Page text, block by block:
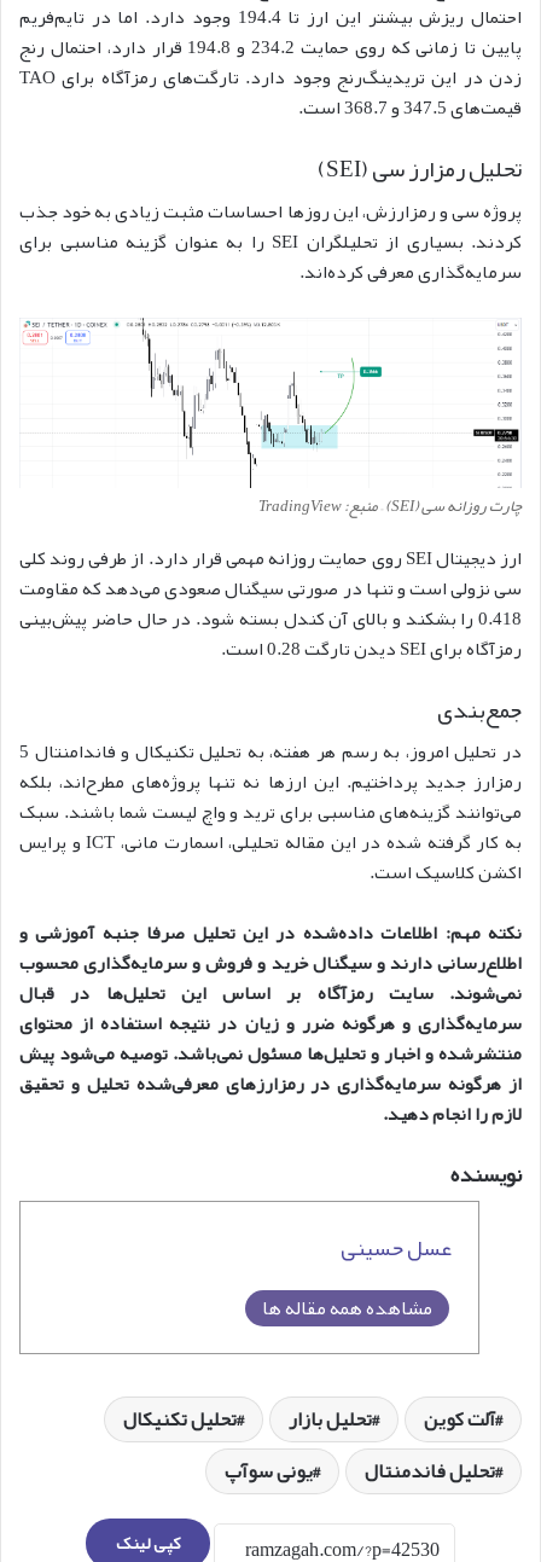
احتمال ریزش بیشتر این ارز تا 194.4 وجود دارد. اما در تایم‌فریم
پایین تا زمانی که روی حمایت 234.2 و 194.8 قرار دارد، احتمال رنج
زدن در این تریدینگ‌رنج وجود دارد. تارگت‌های رمزآگاه برای TAO
قیمت‌های 347.5 و 368.7 است.
تحلیل رمزارز سی (SEI)
پروژه سی و رمزارزش، این روزها احساسات مثبت زیادی به خود جذب
کردند. بسیاری از تحلیلگران SEI را به عنوان گزینه‌ مناسبی برای
سرمایه‌گذاری معرفی کرده‌اند.
چارت روزانه سی (SEI) – منبع: TradingView
ارز دیجیتال SEI روی حمایت روزانه مهمی قرار دارد. از طرفی روند کلی
سی نزولی است و تنها در صورتی سیگنال صعودی می‌دهد که مقاومت
0.418 را بشکند و بالای آن کندل بسته شود. در حال حاضر پیش‌بینی
رمزآگاه برای SEI دیدن تارگت 0.28 است.
جمع‌بندی
در تحلیل امروز، به رسم هر هفته، به تحلیل تکنیکال و فاندامنتال 5
رمزارز جدید پرداختیم. این ارزها نه تنها پروژه‌های مطرح‌اند، بلکه
می‌توانند گزینه‌های مناسبی برای ترید و واچ لیست شما باشند. سبک
به کار گرفته شده در این مقاله تحلیلی، اسمارت مانی، ICT و پرایس
اکشن کلاسیک است.
نکته مهم: اطلاعات داده‌شده در این تحلیل صرفا جنبه آموزشی و
اطلاع‌رسانی دارند و سیگنال خرید و فروش و سرمایه‌گذاری محسوب
نمی‌شوند. سایت رمزآگاه بر اساس این تحلیل‌ها در قبال
سرمایه‌گذاری و هرگونه ضرر و زیان در نتیجه استفاده از محتوای
منتشرشده و اخبار و تحلیل‌ها مسئول نمی‌باشد. توصیه می‌شود پیش
از هرگونه سرمایه‌گذاری در رمزارزهای معرفی‌شده تحلیل و تحقیق
لازم را انجام دهید.
نویسنده
عسل حسینی
مشاهده همه مقاله ها
آلت کوین تحلیل بازار
تحلیل تکنیکال
تحلیل فاندمنتال
یونی سوآپ
کپی لینک